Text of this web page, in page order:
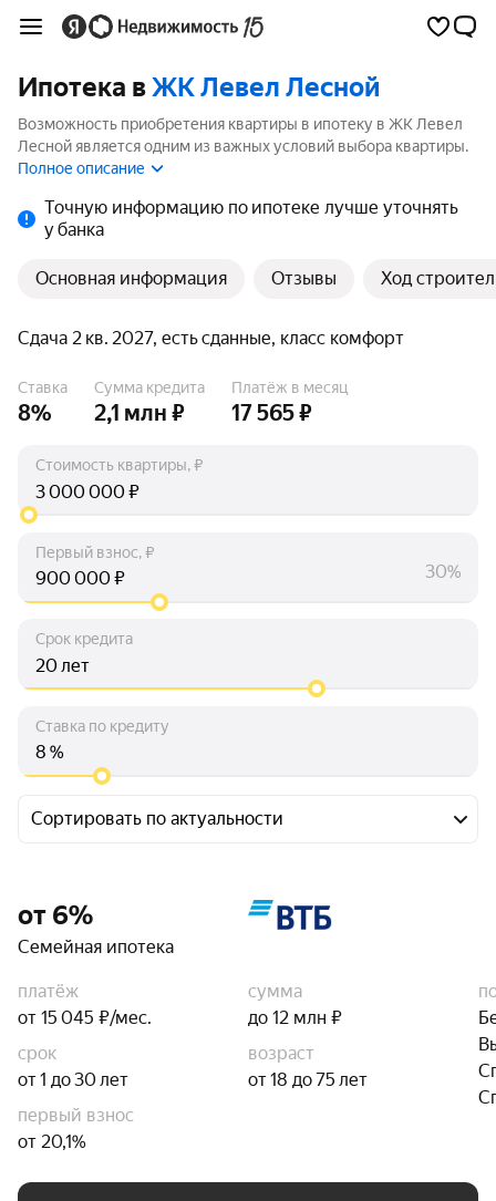
Ипотека вЖК Левел Лесной
Возможность приобретения квартиры в ипотеку в ЖК Левел
Лесной является одним из важных условий выбора квартиры.
На странице мы собрали программы кредитования банков для
Полное описание
Точную информацию по ипотеке лучше уточнять
у банка
Основная информация Отзывы Ход
Сдача 2 кв. 2027, есть сданные, класс комфорт
Ставка
8%
Сумма кредита
2,1 млн ₽
Платёж в месяц
17 565 ₽
Стоимость квартиры, ₽
₽
Первый взнос, ₽
₽ 30%
Срок кредита
лет
Ставка по кредиту
%
Сортировать по актуальности
от 6%
Семейная ипотека
платёж
от 15 045 ₽/мес.
сумма
до 12 млн ₽
срок
от 1 до 30 лет
возраст
от 18 до 75 лет
первый взнос
от 20,1%